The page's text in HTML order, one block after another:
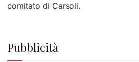
comitato di Carsoli.
Pubblicità